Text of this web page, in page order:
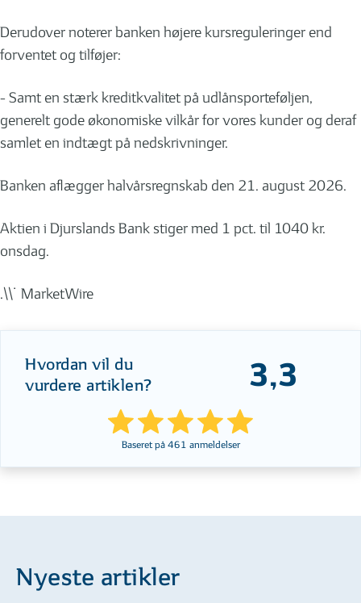
Derudover noterer banken højere kursreguleringer end
forventet og tilføjer:
- Samt en stærk kreditkvalitet på udlånsporteføljen,
generelt gode økonomiske vilkår for vores kunder og deraf
samlet en indtægt på nedskrivninger.
Banken aflægger halvårsregnskab den 21. august 2026.
Aktien i Djurslands Bank stiger med 1 pct. til 1040 kr.
onsdag.
.\\˙ MarketWire
Hvordan vil du
vurdere artiklen?
3,3
Baseret på 461 anmeldelser
Nyeste artikler